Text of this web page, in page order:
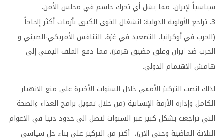
سياسياً لإيران، مما يشل أي تحرك حاسم في مجلس الأمن.
3. تراجع الأولوية الدولية: انشغال القوى الكبرى بأزمات أكثر إلحاحاً
(الحرب في أوكرانيا، التصعيد في غزة، التنافس الأمريكي-الصيني و
الحرب ضد ايران وغلق مضيق هرمز)، مما دفع الملف اليمني إلى
هامش الاهتمام الدولي.
لذلك انصب التركيز الأممي خلال السنوات الأخيرة على منع الانهيار
الكامل وإدارة الأزمة الإنسانية (من خلال تمويل برامج الغذاء والصحة
التي تراجعت بشكل كبير عبر السنوات لتصل الى حدود دنيا في الاعوام
الثلاثة الماضية وحتى الان)، أكثر من التركيز على بناء حل سياسي